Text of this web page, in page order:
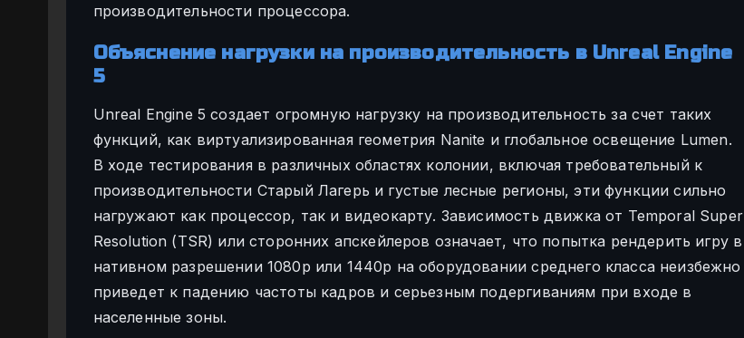
производительности процессора.
Объяснение нагрузки на производительность в Unreal Engine
5
Unreal Engine 5 создает огромную нагрузку на производительность за счет таких
функций, как виртуализированная геометрия Nanite и глобальное освещение Lumen.
В ходе тестирования в различных областях колонии, включая требовательный к
производительности Старый Лагерь и густые лесные регионы, эти функции сильно
нагружают как процессор, так и видеокарту. Зависимость движка от Temporal Super
Resolution (TSR) или сторонних апскейлеров означает, что попытка рендерить игру в
нативном разрешении 1080p или 1440p на оборудовании среднего класса неизбежно
приведет к падению частоты кадров и серьезным подергиваниям при входе в
населенные зоны.